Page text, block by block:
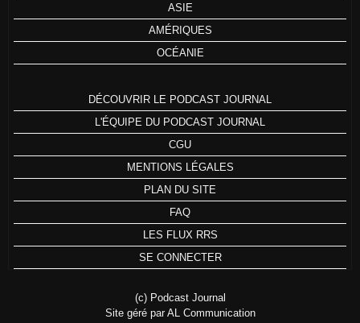
ASIE
AMÉRIQUES
OCÉANIE
DÉCOUVRIR LE PODCAST JOURNAL
L'ÉQUIPE DU PODCAST JOURNAL
CGU
MENTIONS LÉGALES
PLAN DU SITE
FAQ
LES FLUX RRS
SE CONNECTER
(c) Podcast Journal
Site géré par AL Communication